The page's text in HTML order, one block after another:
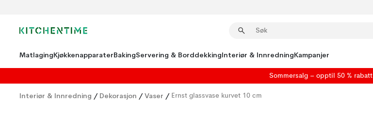
MatlagingKjøkkenapparaterBakingServering & BorddekkingInteriør & InnredningKampanjer
Sommersalg – opptil 50 % rabatt
Interiør & Innredning / Dekorasjon / Vaser / Ernst glassvase kurvet 10 cm